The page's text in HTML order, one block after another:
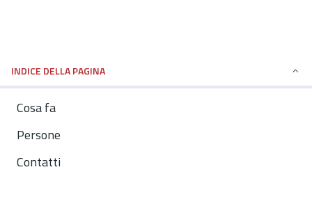
INDICE DELLA PAGINA
Cosa fa
Persone
Contatti